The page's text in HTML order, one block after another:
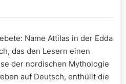
Name AttiIas in der Edda
das den Lesern einen
der nordischen Mythologie
auf Deutsch, enthüllt die